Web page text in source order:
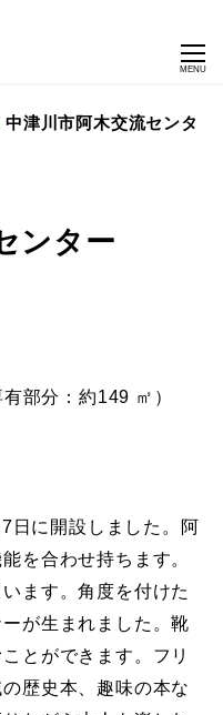
MENU
中津川市阿木交流センタ
ンター
部分：約149 ㎡）
日に開設しました。阿
を合わせ持ちます。
ます。角度を付けた
が生まれました。靴
とができます。フリ
歴史本、趣味の本な